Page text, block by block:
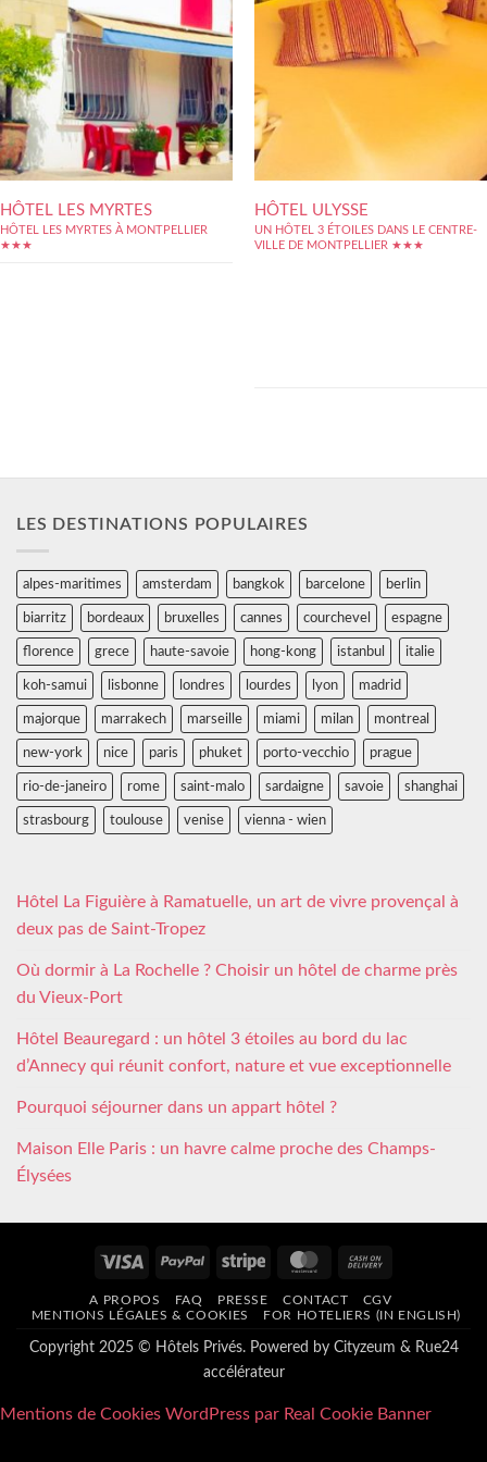
HÔTEL LES MYRTES
HÔTEL LES MYRTES À MONTPELLIER
★★★
HÔTEL ULYSSE
UN HÔTEL 3 ÉTOILES DANS LE CENTRE-
VILLE DE MONTPELLIER ★★★
LES DESTINATIONS POPULAIRES
alpes-maritimes amsterdam bangkok barcelone berlin
biarritz bordeaux bruxelles cannes courchevel espagne
florence grece haute-savoie hong-kong istanbul italie
koh-samui lisbonne londres lourdes lyon madrid
majorque marrakech marseille miami milan montreal
new-york nice paris phuket porto-vecchio prague
rio-de-janeiro rome saint-malo sardaigne savoie shanghai
strasbourg toulouse venise vienna - wien
Hôtel La Figuière à Ramatuelle, un art de vivre provençal à
deux pas de Saint-Tropez
Où dormir à La Rochelle ? Choisir un hôtel de charme près
du Vieux-Port
Hôtel Beauregard : un hôtel 3 étoiles au bord du lac
d’Annecy qui réunit confort, nature et vue exceptionnelle
Pourquoi séjourner dans un appart hôtel ?
Maison Elle Paris : un havre calme proche des Champs-
Élysées
Visa PayPal Stripe MasterCard
Delivery
A PROPOS FAQ PRESSE CONTACT
CGV
MENTIONS LÉGALES & COOKIES
FOR HOTELIERS (IN ENGLISH)
Copyright 2025 © Hôtels Privés. Powered by Cityzeum & Rue24
accélérateur
Mentions de Cookies WordPress par Real Cookie Banner